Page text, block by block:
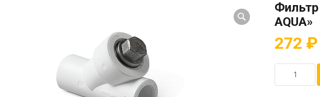
Фильтр
AQUA»
272 ₽
товара